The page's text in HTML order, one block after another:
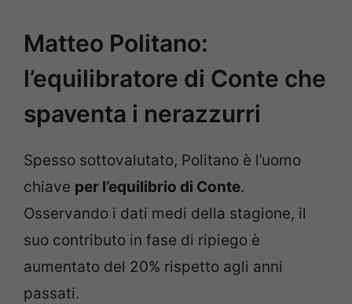
Matteo Politano:
l’equilibratore di Conte che
spaventa i nerazzurri
Spesso sottovalutato, Politano è l’uomo
chiave per l’equilibrio di Conte.
Osservando i dati medi della stagione, il
suo contributo in fase di ripiego è
aumentato del 20% rispetto agli anni
passati.